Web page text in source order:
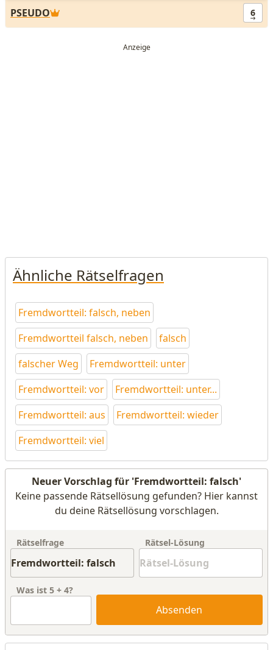
PSEUDO 6
Ähnliche Rätselfragen
Fremdwortteil: falsch, neben
Fremdwortteil falsch, neben
falsch
falscher Weg
Fremdwortteil: unter
Fremdwortteil: vor
Fremdwortteil: unter...
Fremdwortteil: aus
Fremdwortteil: wieder
Fremdwortteil: viel
Neuer Vorschlag für 'Fremdwortteil: falsch'
Keine passende Rätsellösung gefunden? Hier kannst
du deine Rätsellösung vorschlagen.
Rätselfrage Rätsel-Lösung
Was ist 5 + 4?
Absenden